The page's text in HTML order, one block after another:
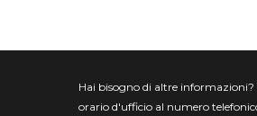
Hai bisogno di altre informazioni?
orario d'ufficio al numero